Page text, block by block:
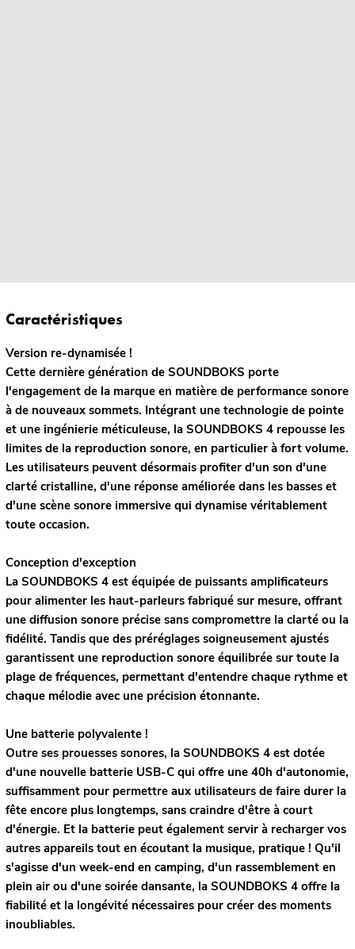
Caractéristiques
Version re-dynamisée !
Cette dernière génération de SOUNDBOKS porte
l'engagement de la marque en matière de performance sonore
à de nouveaux sommets. Intégrant une technologie de pointe
et une ingénierie méticuleuse, la SOUNDBOKS 4 repousse les
limites de la reproduction sonore, en particulier à fort volume.
Les utilisateurs peuvent désormais profiter d'un son d'une
clarté cristalline, d'une réponse améliorée dans les basses et
d'une scène sonore immersive qui dynamise véritablement
toute occasion.
Conception d'exception
La SOUNDBOKS 4 est équipée de puissants amplificateurs
pour alimenter les haut-parleurs fabriqué sur mesure, offrant
une diffusion sonore précise sans compromettre la clarté ou la
fidélité. Tandis que des préréglages soigneusement ajustés
garantissent une reproduction sonore équilibrée sur toute la
plage de fréquences, permettant d'entendre chaque rythme et
chaque mélodie avec une précision étonnante.
Une batterie polyvalente !
Outre ses prouesses sonores, la SOUNDBOKS 4 est dotée
d'une nouvelle batterie USB-C qui offre une 40h d'autonomie,
suffisamment pour permettre aux utilisateurs de faire durer la
fête encore plus longtemps, sans craindre d'être à court
d'énergie. Et la batterie peut également servir à recharger vos
autres appareils tout en écoutant la musique, pratique ! Qu'il
s'agisse d'un week-end en camping, d'un rassemblement en
plein air ou d'une soirée dansante, la SOUNDBOKS 4 offre la
fiabilité et la longévité nécessaires pour créer des moments
inoubliables.